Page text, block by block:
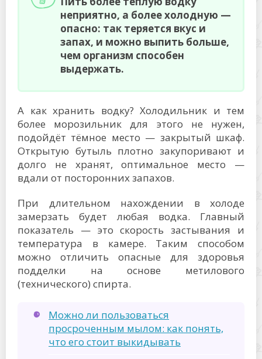
неприятно, а более холодную —
опасно: так теряется вкус и
запах, и можно выпить больше,
чем организм способен
выдержать.
А как хранить водку? Холодильник и тем
более морозильник для этого не нужен,
подойдёт тёмное место — закрытый шкаф.
Открытую бутыль плотно закупоривают и
долго не хранят, оптимальное место —
вдали от посторонних запахов.
При длительном нахождении в холоде
замерзать будет любая водка. Главный
показатель — это скорость застывания и
температура в камере. Таким способом
можно отличить опасные для здоровья
подделки на основе метилового
(технического) спирта.
Можно ли пользоваться
просроченным мылом: как понять,
что его стоит выкидывать